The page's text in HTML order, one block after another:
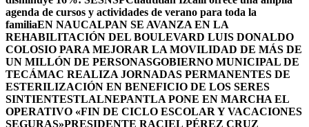
agenda de cursos y actividades de verano para toda la
familiaEN NAUCALPAN SE AVANZA EN LA
REHABILITACIÓN DEL BOULEVARD LUIS DONALDO
COLOSIO PARA MEJORAR LA MOVILIDAD DE MÁS DE
UN MILLÓN DE PERSONASGOBIERNO MUNICIPAL DE
TECÁMAC REALIZA JORNADAS PERMANENTES DE
ESTERILIZACIÓN EN BENEFICIO DE LOS SERES
SINTIENTESTLALNEPANTLA PONE EN MARCHA EL
OPERATIVO «FIN DE CICLO ESCOLAR Y VACACIONES
SEGURAS»PRESIDENTE RACIEL PÉREZ CRUZ